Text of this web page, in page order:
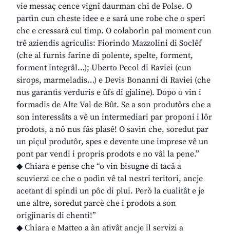
vie messaç cence vignî daurman chi de Polse. O
partìn cun cheste idee e e sarà une robe che o speri
che e cressarà cul timp. O colaborìn pal moment cun
trê aziendis agriculis: Fiorindo Mazzolini di Soclêf
(che al furnìs farine di polente, spelte, forment,
forment integrâl…); Uberto Pecol di Raviei (cun
sirops, marmeladis…) e Devis Bonanni di Raviei (che
nus garantìs verduris e ûfs di gjaline). Dopo o vin i
formadis de Alte Val de Bût. Se a son produtôrs che a
son interessâts a vê un intermediari par proponi i lôr
prodots, a nô nus fâs plasê! O savìn che, soredut par
un piçul produtôr, spes e devente une imprese vê un
pont par vendi i propris prodots e no vâl la pene.”
◆ Chiara e pense che “o vin bisugne di tacâ a
scuvierzi ce che o podìn vê tal nestri teritori, ancje
acetant di spindi un pôc di plui. Però la cualitât e je
une altre, soredut parcè che i prodots a son
origjinaris di chenti!”
◆ Chiara e Matteo a àn ativât ancje il servizi a